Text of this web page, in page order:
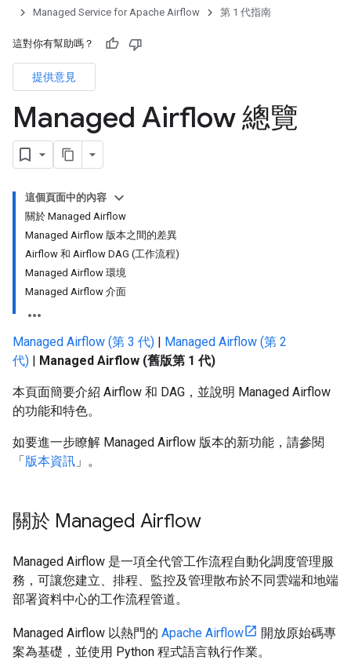
Managed Service for Apache Airflow
第 1 代指南
這對你有幫助嗎？
提供意見
Managed Airflow 總覽
這個頁面中的內容
關於 Managed Airflow
Managed Airflow 版本之間的差異
Airflow 和 Airflow DAG (工作流程)
Managed Airflow 環境
Managed Airflow 介面
Managed Airflow (第 3 代) | Managed Airflow (第 2
代) | Managed Airflow (舊版第 1 代)
本頁面簡要介紹 Airflow 和 DAG，並說明 Managed Airflow
的功能和特色。
如要進一步瞭解 Managed Airflow 版本的新功能，請參閱
「版本資訊 」。
關於 Managed Airflow
Managed Airflow 是一項全代管工作流程自動化調度管理服
務，可讓您建立、排程、監控及管理散布於不同雲端和地端
部署資料中心的工作流程管道。
Managed Airflow 以熱門的 Apache Airflow
開放原始碼專
案為基礎，並使用 Python 程式語言執行作業。